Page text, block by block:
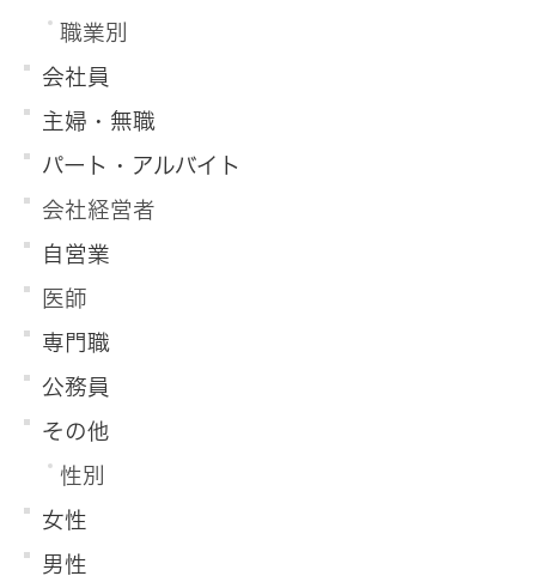
職業別
会社員
主婦・無職
パート・アルバイト
会社経営者
自営業
医師
専門職
公務員
その他
性別
女性
男性